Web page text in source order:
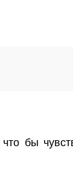
бы